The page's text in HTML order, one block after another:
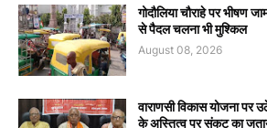
गोदौलिया चौराहे पर भीषण
से पैदल चलना भी मुश्किल
August 08, 2026
वाराणसी विकास योजना पर
के अस्तित्व पर संकट का